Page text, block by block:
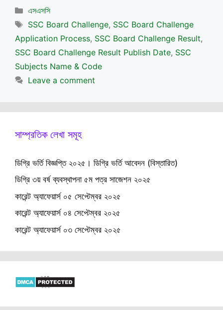
Categories
এসএসসি
Tags
SSC Board Challenge, SSC Board Challenge
Application Process, SSC Board Challenge Result,
SSC Board Challenge Result Publish Date, SSC
Subjects Name & Code
Leave a comment
সাম্প্রতিক লেখা সমূহ
ডিগ্রি ভর্তি বিজ্ঞপ্তি ২০২৫। ডিগ্রি ভর্তি আবেদন (বিস্তারিত)
ডিগ্রি ৩য় বর্ষ ব্যবস্থাপনা ৫ম পত্র সাজেশন ২০২৫
কারেন্ট অ্যাফেয়ার্স ০৫ সেপ্টেম্বর ২০২৫
কারেন্ট অ্যাফেয়ার্স ০৪ সেপ্টেম্বর ২০২৫
কারেন্ট অ্যাফেয়ার্স ০৩ সেপ্টেম্বর ২০২৫